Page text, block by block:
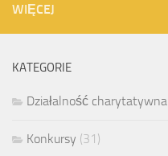
WIĘCEJ
KATEGORIE
Działalność charytatywna
Konkursy (31)